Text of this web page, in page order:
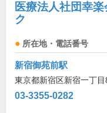
医療法人社団幸
ク
所在地・電話番号
新宿御苑前駅
東京都新宿区新宿一丁
03-3355-0282